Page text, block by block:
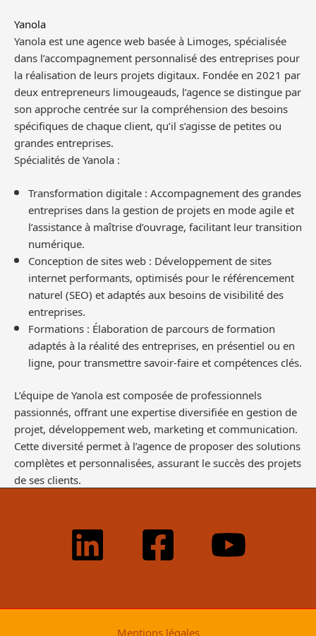
Yanola
Yanola est une agence web basée à Limoges, spécialisée
dans l’accompagnement personnalisé des entreprises pour
la réalisation de leurs projets digitaux. Fondée en 2021 par
deux entrepreneurs limougeauds, l’agence se distingue par
son approche centrée sur la compréhension des besoins
spécifiques de chaque client, qu’il s’agisse de petites ou
grandes entreprises.
Spécialités de Yanola :
Transformation digitale : Accompagnement des grandes
entreprises dans la gestion de projets en mode agile et
l’assistance à maîtrise d’ouvrage, facilitant leur transition
numérique.
Conception de sites web : Développement de sites
internet performants, optimisés pour le référencement
naturel (SEO) et adaptés aux besoins de visibilité des
entreprises.
Formations : Élaboration de parcours de formation
adaptés à la réalité des entreprises, en présentiel ou en
ligne, pour transmettre savoir-faire et compétences clés.
L’équipe de Yanola est composée de professionnels
passionnés, offrant une expertise diversifiée en gestion de
projet, développement web, marketing et communication.
Cette diversité permet à l’agence de proposer des solutions
complètes et personnalisées, assurant le succès des projets
de ses clients.
Mentions légales